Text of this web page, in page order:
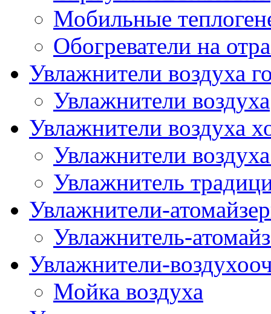
Мобильные
Обогреватели на
Увлажнители воздуха
Увлажнители воздуха
Увлажнители воздуха
Увлажнители
Увлажнитель
Увлажнители-
Увлажнитель-
Увлажнители-
Мойка воздуха